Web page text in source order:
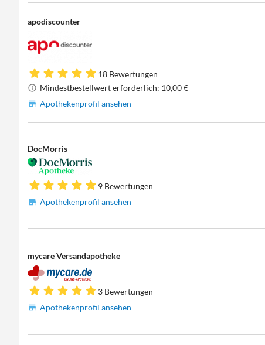
apodiscounter
18 Bewertungen
Mindestbestellwert erforderlich: 10,00 €
Apothekenprofil ansehen
DocMorris
9 Bewertungen
Apothekenprofil ansehen
mycare Versandapotheke
3 Bewertungen
Apothekenprofil ansehen